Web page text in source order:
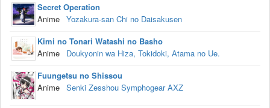
Secret Operation
Anime Yozakura-san Chi no Daisakusen
Kimi no Tonari Watashi no Basho
Anime
Doukyonin wa Hiza, Tokidoki, Atama no Ue.
Fuungetsu no Shissou
Anime Senki Zesshou Symphogear AXZ